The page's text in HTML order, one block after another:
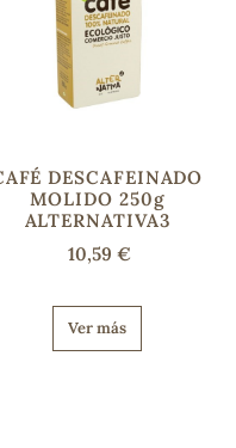
DESCAFEINADO
MOLIDO 250g
ALTERNATIVA3
10,59 €
Ver más